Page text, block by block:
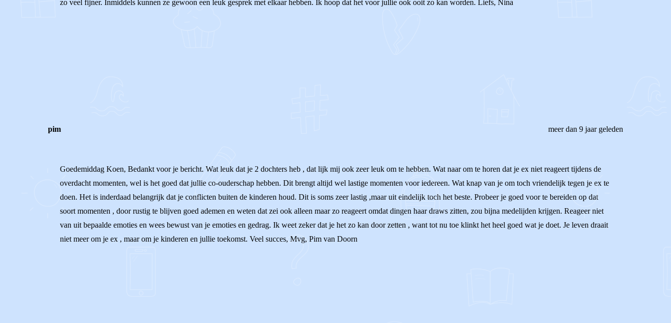
zo veel fijner. Inmiddels kunnen ze gewoon een leuk gesprek met elkaar hebben. Ik hoop dat het voor jullie ook ooit zo kan worden. Liefs, Nina
pim meer dan 9 jaar geleden
Goedemiddag Koen, Bedankt voor je bericht. Wat leuk dat je 2 dochters heb , dat lijk mij ook zeer leuk om te hebben. Wat naar om te horen dat je ex niet reageert tijdens de
overdacht momenten, wel is het goed dat jullie co-ouderschap hebben. Dit brengt altijd wel lastige momenten voor iedereen. Wat knap van je om toch vriendelijk tegen je ex te
doen. Het is inderdaad belangrijk dat je conflicten buiten de kinderen houd. Dit is soms zeer lastig ,maar uit eindelijk toch het beste. Probeer je goed voor te bereiden op dat
soort momenten , door rustig te blijven goed ademen en weten dat zei ook alleen maar zo reageert omdat dingen haar draws zitten, zou bijna medelijden krijgen. Reageer niet
van uit bepaalde emoties en wees bewust van je emoties en gedrag. Ik weet zeker dat je het zo kan door zetten , want tot nu toe klinkt het heel goed wat je doet. Je leven draait
niet meer om je ex , maar om je kinderen en jullie toekomst. Veel succes, Mvg, Pim van Doorn